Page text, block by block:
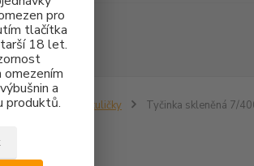
pro
tlačítka
18 let.
omezením
a
produktů.
Tyčinky, míchadla, kuličky Tyčinka skleněná 7/